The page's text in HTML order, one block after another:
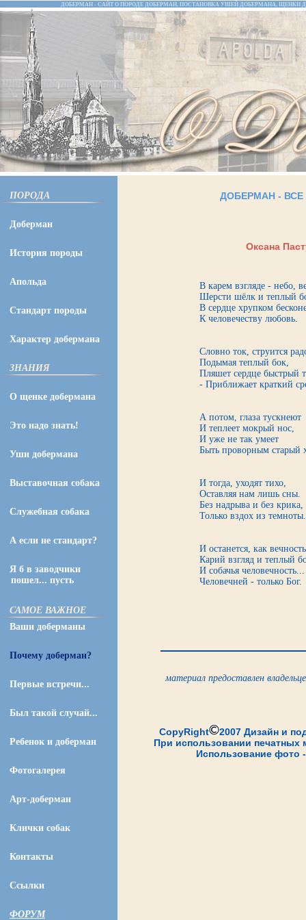
ДОБЕРМАН - САЙТ О ПОРОДЕ ДОБЕРМАН, ПОСТАНОВКА УШЕЙ ДОБЕРМАНА, ЩЕНКИ
ПОРОДА
Доберман
История породы
Апольда
Стандарт породы
Характер добермана
ЗНАНИЯ
О щенке добермана
Это надо знать!
Уши добермана
Выставочная собака
Служебная собака
А если не стандарт?
Я б в заводчики
пошел... пусть
САМОЕ ВАЖНОЕ
Ваши доберманы
Почему доберман?
Первые встречи...
Был такой случай...
Ребенок и доберман
Фотогалерея
Арт-доберман
Клички собак
Контакты
Ссылки
ФОРУМ
ДОБЕРМАН -
Оксана
В карем взгляде - небо,
Шерсти шёлк и теплый
В сердце хрупком
К человечеству любовь.
Словно ток, струится
Подымая теплый бок,
Пляшет сердце быстрый
- Приближает краткий
А потом, глаза тускнеют
И теплеет мокрый нос,
И уже не так умеет
Быть проворным старый
И тогда, уходят тихо,
Оставляя нам лишь сны.
Без надрыва и без крика,
Только вздох из
И останется, как
Карий взгляд и теплый
И собачья человечность...
Человечней - только Бог.
материал предоставлен
CopyRight
2007 Дизайн и
При использовании печатных
Использование фото